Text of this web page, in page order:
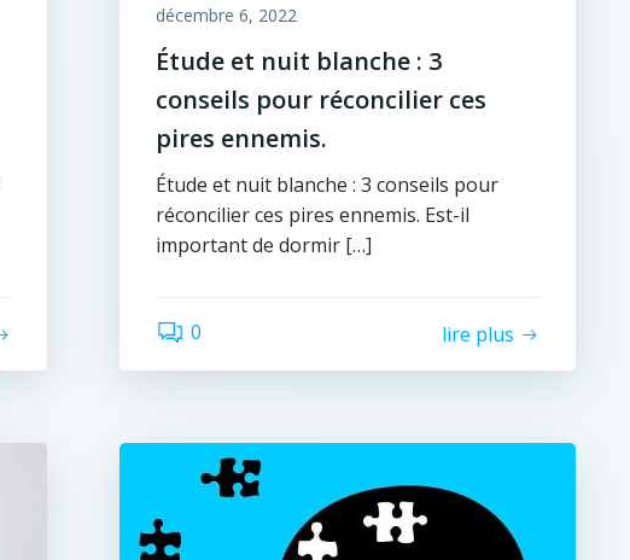
décembre 6, 2022
Étude et nuit blanche : 3
conseils pour réconcilier ces
pires ennemis.
Étude et nuit blanche : 3 conseils pour
réconcilier ces pires ennemis. Est-il
important de dormir […]
0 lire plus